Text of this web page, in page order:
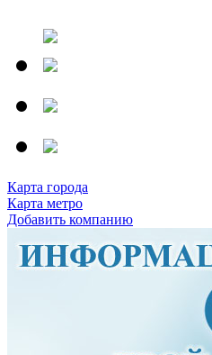
Карта города
Карта метро
Добавить компанию